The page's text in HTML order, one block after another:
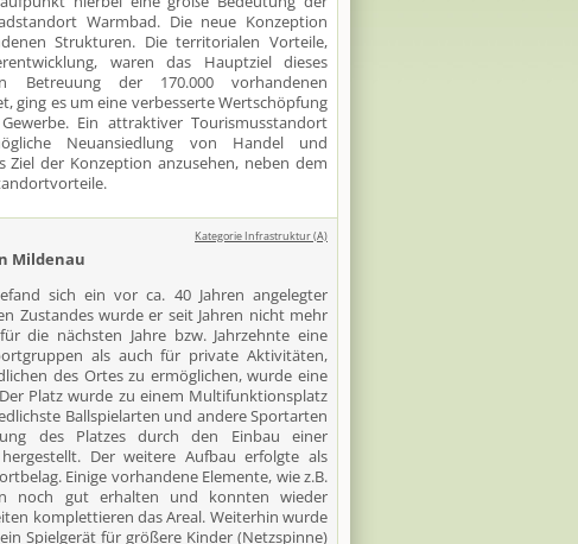
Warmbad. Die neue Konzeption
Strukturen. Die territorialen Vorteile,
waren das Hauptziel dieses
Betreuung der 170.000 vorhandenen
ging es um eine verbesserte Wertschöpfung
Ein attraktiver Tourismusstandort
Neuansiedlung von Handel und
Ziel der Konzeption anzusehen, neben dem
Kategorie Infrastruktur (A)
Mildenau
sich ein vor ca. 40 Jahren angelegter
Zustandes wurde er seit Jahren nicht mehr
die nächsten Jahre bzw. Jahrzehnte eine
als auch für private Aktivitäten,
des Ortes zu ermöglichen, wurde eine
Platz wurde zu einem Multifunktionsplatz
Ballspielarten und andere Sportarten
des Platzes durch den Einbau einer
Der weitere Aufbau erfolgte als
Einige vorhandene Elemente, wie z.B.
noch gut erhalten und konnten wieder
komplettieren das Areal. Weiterhin wurde
Spielgerät für größere Kinder (Netzspinne)